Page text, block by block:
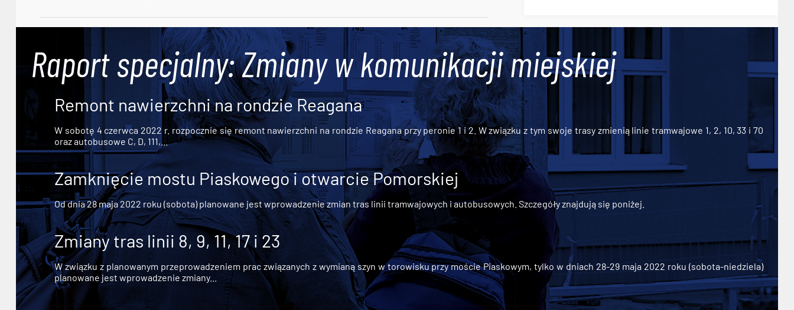
Raport specjalny: Zmiany w komunikacji miejskiej
Remont nawierzchni na rondzie Reagana
W sobotę 4 czerwca 2022 r. rozpocznie się remont nawierzchni na rondzie Reagana przy peronie 1 i 2. W związku z tym swoje trasy zmienią linie tramwajowe 1, 2, 10, 33 i 70
oraz autobusowe C, D, 111,...
Zamknięcie mostu Piaskowego i otwarcie Pomorskiej
Od dnia 28 maja 2022 roku (sobota) planowane jest wprowadzenie zmian tras linii tramwajowych i autobusowych. Szczegóły znajdują się poniżej.
Zmiany tras linii 8, 9, 11, 17 i 23
W związku z planowanym przeprowadzeniem prac związanych z wymianą szyn w torowisku przy moście Piaskowym, tylko w dniach 28-29 maja 2022 roku (sobota-niedziela)
planowane jest wprowadzenie zmiany...